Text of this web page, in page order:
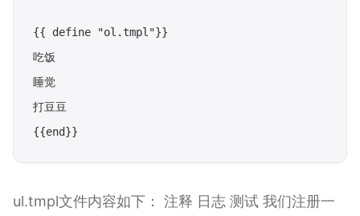
{{ define "ol.tmpl"}}
吃饭
睡觉
打豆豆
ul.tmpl文件内容如下： 注释 日志 测试 我们注册一